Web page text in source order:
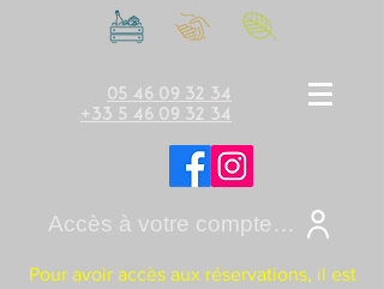
05 46 09 32 34
+33 5 46 09 32 34
Accès à votre compte Cavasoft
Pour avoir accès aux réservations, il est